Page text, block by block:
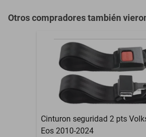
Otros compradores también
Cinturon seguridad 2 pts
Eos 2010-2024